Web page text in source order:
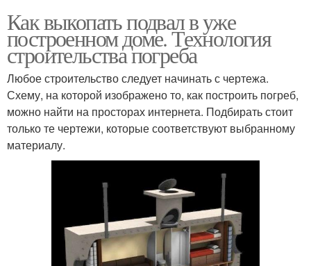
Как выкопать подвал в уже
построенном доме. Технология
строительства погреба
Любое строительство следует начинать с чертежа.
Схему, на которой изображено то, как построить погреб,
можно найти на просторах интернета. Подбирать стоит
только те чертежи, которые соответствуют выбранному
материалу.